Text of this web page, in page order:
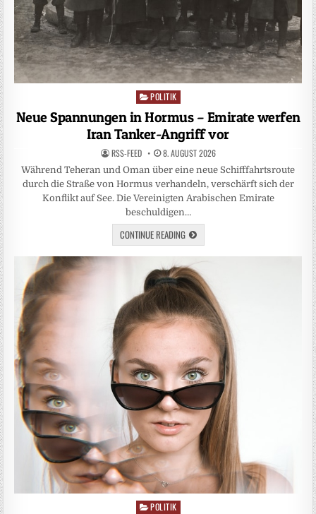
Posted
POLITIK
Neue Spannungen in Hormus – Emirate werfen
Iran Tanker-Angriff vor
RSS-FEED 8. AUGUST 2026
Während Teheran und Oman über eine neue Schifffahrtsroute
durch die Straße von Hormus verhandeln, verschärft sich der
Konflikt auf See. Die Vereinigten Arabischen Emirate
beschuldigen…
CONTINUE READING
Posted
POLITIK